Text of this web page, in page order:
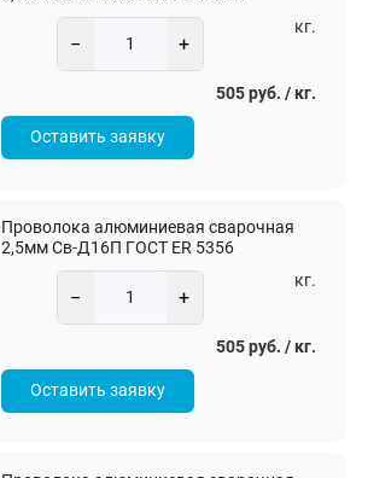
− +
кг.
505 руб. / кг.
Оставить заявку
Проволока алюминиевая сварочная
2,5мм Св-Д16П ГОСТ ER 5356
− +
кг.
505 руб. / кг.
Оставить заявку